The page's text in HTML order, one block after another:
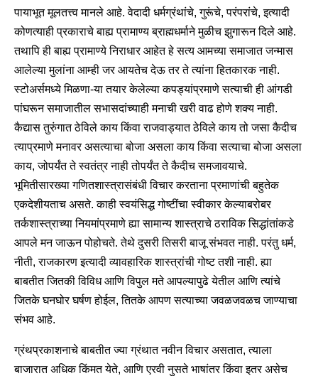
पायाभूत मूलतत्त्व मानले आहे. वेदादी धर्मग्रंथांचे, गुरूंचे, परंपरांचे, इत्यादी
कोणत्याही प्रकाराचे बाह्य प्रामाण्य ब्राह्मधर्माने मुळीच झुगारून दिले आहे.
तथापि ही बाह्य प्रामाण्ये निराधार आहेत हे सत्य आमच्या समाजात जन्मास
आलेल्या मुलांना आम्ही जर आयतेच देऊ तर ते त्यांना हितकारक नाही.
स्टोअर्समध्ये मिळणा-या तयार केलेल्या कपड्यांप्रमाणे सत्याची ही आंगडी
पांघरून समाजातील सभासदांच्याही मनाची खरी वाढ होणे शक्य नाही.
कैद्यास तुरुंगात ठेविले काय किंवा राजवाड्यात ठेविले काय तो जसा कैदीच
त्याप्रमाणे मनावर असत्याचा बोजा असला काय किंवा सत्याचा बोजा असला
काय, जोपर्यंत ते स्वतंत्र नाही तोपर्यंत ते कैदीच समजावयाचे.
भूमितीसारख्या गणितशास्त्रासंबंधी विचार करताना प्रमाणांची बहुतेक
एकदेशीयताच असते. काही स्वयंसिद्ध गोष्टींचा स्वीकार केल्याबरोबर
तर्कशास्त्राच्या नियमांप्रमाणे ह्या सामान्य शास्त्राचे ठराविक सिद्धांतांकडे
आपले मन जाऊन पोहोचते. तेथे दुसरी तिसरी बाजू संभवत नाही. परंतु धर्म,
नीती, राजकारण इत्यादी व्यावहारिक शास्त्रांची गोष्ट तशी नाही. ह्या
बाबतीत जितकी विविध आणि विपुल मते आपल्यापुढे येतील आणि त्यांचे
जितके घनघोर घर्षण होईल, तितके आपण सत्याच्या जवळजवळच जाण्याचा
संभव आहे.
ग्रंथप्रकाशनाचे बाबतीत ज्या ग्रंथात नवीन विचार असतात, त्याला
बाजारात अधिक किंमत येते, आणि एरवी नुसते भाषांतर किंवा इतर असेच